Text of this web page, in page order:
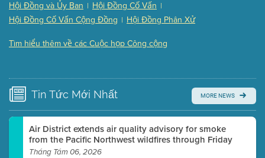
Presentation (Part 3 of 3) (168 Kb PDF , 3 pgs )
Meeting Details
Submit a comment
time.
Watch for real-time closed captioning with agenda
Learn more
Hội Đồng và Ủy Ban | Hội Đồng Cố Vấn |
Hội Đồng Cố Vấn Cộng Đồng | Hội Đồng Phân Xử
Tìm hiểu thêm về các Cuộc họp Công cộng
Tin Tức Mới Nhất MORE NEWS
Air District extends air quality advisory for smoke
from the Pacific Northwest wildfires through Friday
Tháng Tám 06, 2026